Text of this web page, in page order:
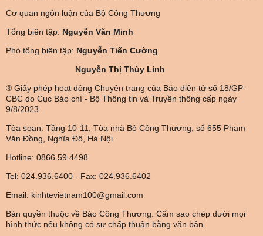
Cơ quan ngôn luận của Bộ Công Thương
Tổng biên tập: Nguyễn Văn Minh
Phó tổng biên tập: Nguyễn Tiến Cường
Nguyễn Thị Thùy Linh
® Giấy phép hoạt động Chuyên trang của Báo điện tử số 18/GP-
CBC do Cục Báo chí - Bộ Thông tin và Truyền thông cấp ngày
9/8/2023
Tòa soạn: Tầng 10-11, Tòa nhà Bộ Công Thương, số 655 Phạm
Văn Đồng, Nghĩa Đô, Hà Nội.
Hotline: 0866.59.4498
Tel: 024.936.6400 - Fax: 024.936.6402
Email: kinhtevietnam100@gmail.com
Bản quyền thuộc về Báo Công Thương. Cấm sao chép dưới mọi
hình thức nếu không có sự chấp thuận bằng văn bản.